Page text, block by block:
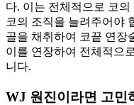
다. 이는 전체적으로 코
코의 조직을 늘려주어야
골을 채취하여 코끝 연장
이를 연장하여 전체적으
니다.
WJ 원진이라면 고민